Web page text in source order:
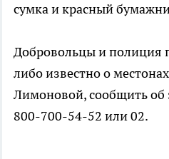
сумка и красный
Добровольцы и полиция
либо известно о
Лимоновой, сообщить
800-700-54-52 или 02.